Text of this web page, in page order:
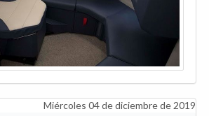
Miércoles 04 de diciembre de 2019